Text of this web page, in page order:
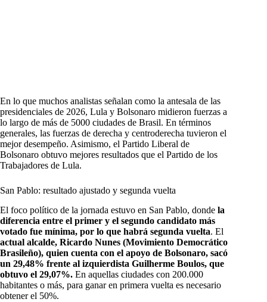
En lo que muchos analistas señalan como la antesala de las
presidenciales de 2026, Lula y Bolsonaro midieron fuerzas a
lo largo de más de 5000 ciudades de Brasil. En términos
generales, las fuerzas de derecha y centroderecha tuvieron el
mejor desempeño. Asimismo, el Partido Liberal de
Bolsonaro obtuvo mejores resultados que el Partido de los
Trabajadores de Lula.
San Pablo: resultado ajustado y segunda vuelta
El foco político de la jornada estuvo en San Pablo, donde la
diferencia entre el primer y el segundo candidato más
votado fue mínima, por lo que habrá segunda vuelta. El
actual alcalde, Ricardo Nunes (Movimiento Democrático
Brasileño), quien cuenta con el apoyo de Bolsonaro, sacó
un 29,48% frente al izquierdista Guilherme Boulos, que
obtuvo el 29,07%. En aquellas ciudades con 200.000
habitantes o más, para ganar en primera vuelta es necesario
obtener el 50%.